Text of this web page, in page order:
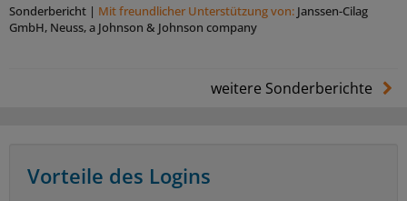
Sonderbericht | Mit freundlicher Unterstützung von: Janssen-Cilag
GmbH, Neuss, a Johnson & Johnson company
weitere Sonderberichte
Vorteile des Logins